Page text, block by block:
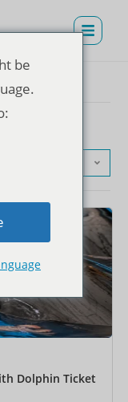
Dolphin Ticket
be